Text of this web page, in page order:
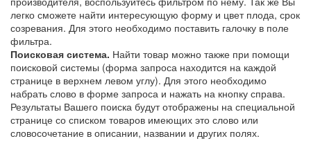
легко сможете найти интересующую форму и цвет плода, срок
созревания. Для этого необходимо поставить галочку в поле
фильтра.
Поисковая система. Найти товар можно также при помощи
поисковой системы (форма запроса находится на каждой
странице в верхнем левом углу). Для этого необходимо
набрать слово в форме запроса и нажать на кнопку справа.
Результаты Вашего поиска будут отображены на специальной
странице со списком товаров имеющих это слово или
словосочетание в описании, названии и других полях.